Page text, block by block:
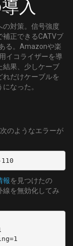
入
の対策。信号強度
補正できるCATVブ
る。Amazonや楽
イコライザーを導
結果、少しケーブ
れだけケーブルを
なった。
のようなエラーが
報を見つけたの
線を無効化してみ